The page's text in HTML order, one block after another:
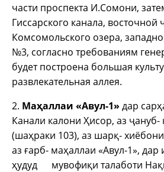
части проспекта И.Сомони,
Гиссарского канала, восточной
Комсомольского озера,
№3, согласно требованиям
будет построена большая
развлекательная аллея.
2. Маҳаллаи «Авул-1» дар
Канали калони Ҳисор, аз ҷануб-
(шаҳраки 103), аз шарқ-
аз ғарб- маҳаллаи «Авул-1», дар
ҳудуд мувофиқи талаботи